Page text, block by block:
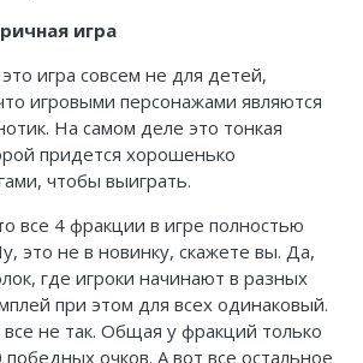
игра
игра совсем не для детей,
игровыми персонажами являются
На самом деле это тонкая
придется хорошенько
чтобы выиграть.
все 4 фракции в игре полностью
это не в новинку, скажете вы. Да,
где игроки начинают в разных
при этом для всех одинаковый.
не так. Общая у фракций только
очков. А вот все остальное